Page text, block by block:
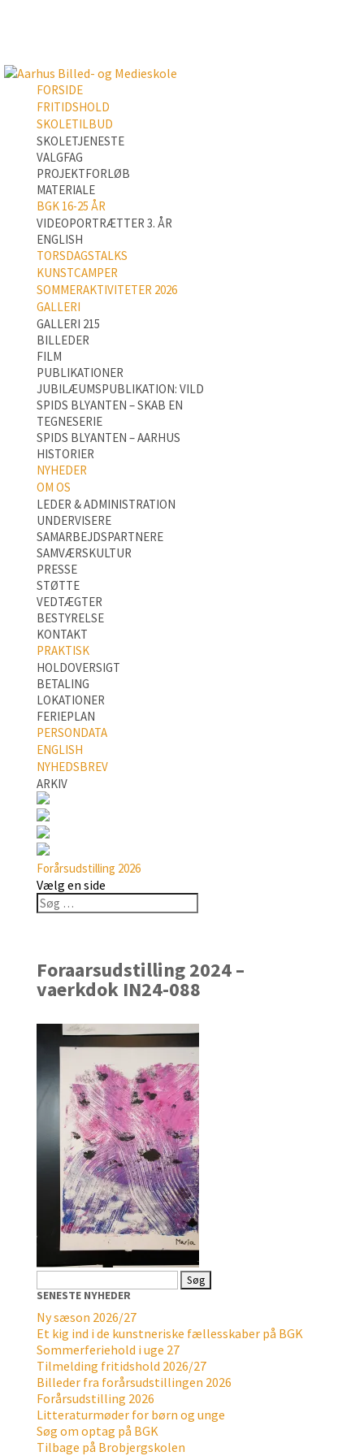
FORSIDE
FRITIDSHOLD
SKOLETILBUD
SKOLETJENESTE
VALGFAG
PROJEKTFORLØB
MATERIALE
BGK 16-25 ÅR
VIDEOPORTRÆTTER 3. ÅR
ENGLISH
TORSDAGSTALKS
KUNSTCAMPER
SOMMERAKTIVITETER 2026
GALLERI
GALLERI 215
BILLEDER
FILM
PUBLIKATIONER
JUBILÆUMSPUBLIKATION: VILD
SPIDS BLYANTEN – SKAB EN
TEGNESERIE
SPIDS BLYANTEN – AARHUS
HISTORIER
NYHEDER
OM OS
LEDER & ADMINISTRATION
UNDERVISERE
SAMARBEJDSPARTNERE
SAMVÆRSKULTUR
PRESSE
STØTTE
VEDTÆGTER
BESTYRELSE
KONTAKT
PRAKTISK
HOLDOVERSIGT
BETALING
LOKATIONER
FERIEPLAN
PERSONDATA
ENGLISH
NYHEDSBREV
ARKIV
Forårsudstilling 2026
Vælg en side
Foraarsudstilling 2024 –
vaerkdok IN24-088
efter:
SENESTE NYHEDER
Ny sæson 2026/27
Et kig ind i de kunstneriske fællesskaber på BGK
Sommerferiehold i uge 27
Tilmelding fritidshold 2026/27
Billeder fra forårsudstillingen 2026
Forårsudstilling 2026
Litteraturmøder for børn og unge
Søg om optag på BGK
Tilbage på Brobjergskolen